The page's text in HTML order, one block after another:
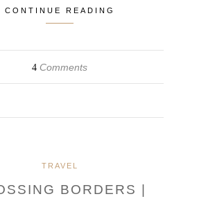
CONTINUE READING
4 Comments
TRAVEL
BORDERS |